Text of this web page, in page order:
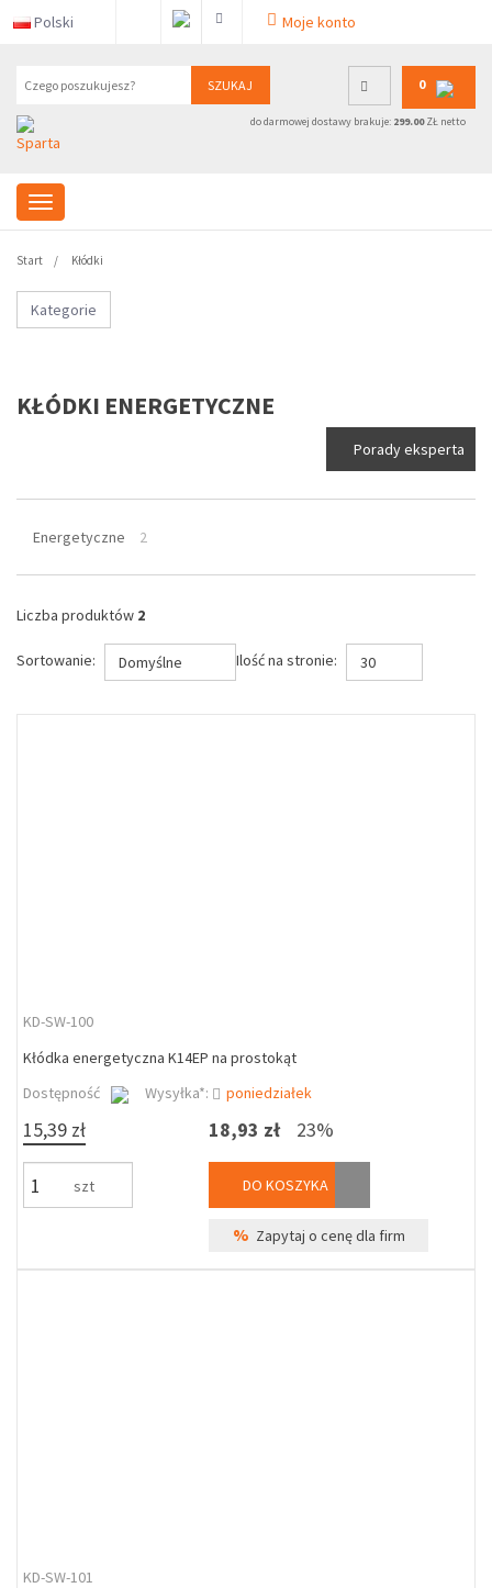
Polski Moje konto
SZUKAJ 0
do darmowej dostawy brakuje: 299.00ZŁ netto
Start Kłódki
Kategorie
KŁÓDKI ENERGETYCZNE
Porady eksperta
Energetyczne 2
Liczba produktów 2
Sortowanie: Domyślne Ilość na stronie: 30
KD-SW-100
Kłódka energetyczna K14EP na prostokąt
Dostępność
Wysyłka*: poniedziałek
15,39 zł
szt
18,93 zł 23%
DO KOSZYKA
% Zapytaj o cenę dla firm
KD-SW-101